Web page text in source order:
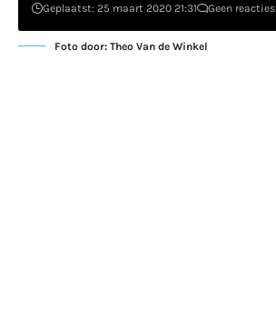
Geplaatst: 25 maart 2020 21:31
Geen reacties
Foto door: Theo Van de Winkel